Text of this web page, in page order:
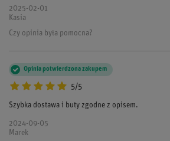
2025-02-01
Kasia
Czy opinia była pomocna?
5/5
Opinia potwierdzona zakupem
Szybka dostawa i buty zgodne z opisem.
2024-09-05
Marek